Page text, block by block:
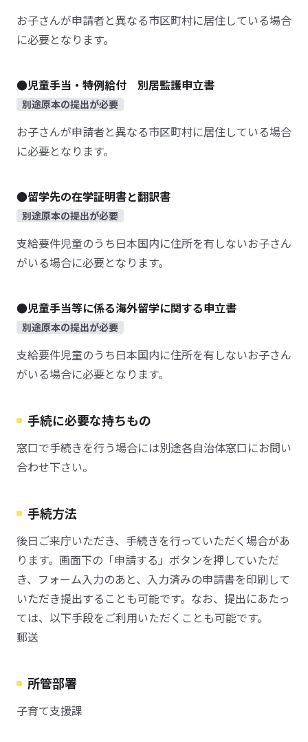
お子さんが申請者と異なる市区町村に居住している場合
に必要となります。
●児童手当・特例給付 別居監護申立書
別途原本の提出が必要
お子さんが申請者と異なる市区町村に居住している場合
に必要となります。
●留学先の在学証明書と翻訳書
別途原本の提出が必要
支給要件児童のうち日本国内に住所を有しないお子さん
がいる場合に必要となります。
●児童手当等に係る海外留学に関する申立書
別途原本の提出が必要
支給要件児童のうち日本国内に住所を有しないお子さん
がいる場合に必要となります。
手続に必要な持ちもの
窓口で手続きを行う場合には別途各自治体窓口にお問い
合わせ下さい。
手続方法
後日ご来庁いただき、手続きを行っていただく場合があ
ります。画面下の「申請する」ボタンを押していただ
き、フォーム入力のあと、入力済みの申請書を印刷して
いただき提出することも可能です。なお、提出にあたっ
ては、以下手段をご利用いただくことも可能です。
郵送
所管部署
子育て支援課